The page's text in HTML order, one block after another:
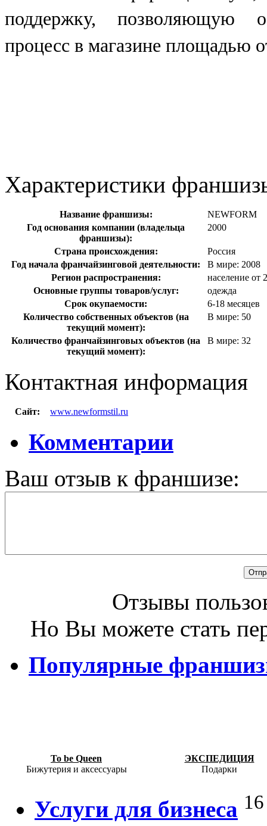
поддержку, позволяющую
процесс в магазине площадью
Характеристики
Название франшизы:
NEWFORM
Год основания компании (владельца
франшизы):
2000
Страна происхождения:
Россия
Год начала франчайзинговой деятельности:
В мире: 2008
Регион распространения:
население от
Основные группы товаров/услуг:
одежда
Срок окупаемости:
6-18 месяцев
Количество собственных объектов (на
текущий момент):
В мире: 50
Количество франчайзинговых объектов (на
текущий момент):
В мире: 32
Контактная информация
Сайт: www.newformstil.ru
Комментарии
Ваш отзыв к франшизе:
Отзывы
Но Вы можете стать
Популярные
To be Queen
Бижутерия и аксессуары
ЭКСПЕДИЦИЯ
Подарки
Услуги для бизнеса 16